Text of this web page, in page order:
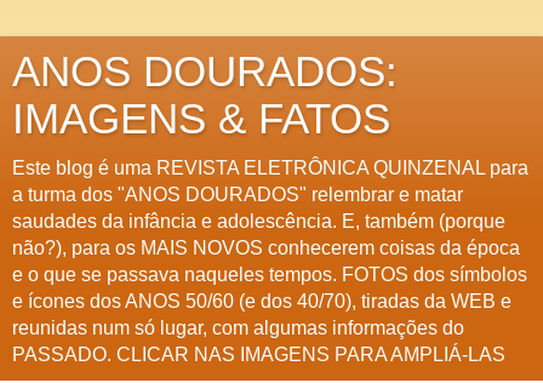
ANOS DOURADOS:
IMAGENS & FATOS
Este blog é uma REVISTA ELETRÔNICA QUINZENAL para
a turma dos "ANOS DOURADOS" relembrar e matar
saudades da infância e adolescência. E, também (porque
não?), para os MAIS NOVOS conhecerem coisas da época
e o que se passava naqueles tempos. FOTOS dos símbolos
e ícones dos ANOS 50/60 (e dos 40/70), tiradas da WEB e
reunidas num só lugar, com algumas informações do
PASSADO. CLICAR NAS IMAGENS PARA AMPLIÁ-LAS